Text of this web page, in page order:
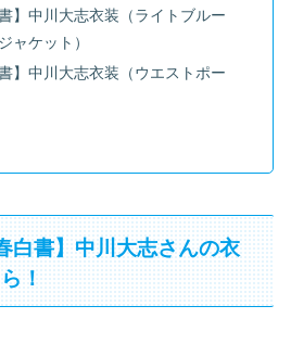
】中川大志衣装（ライトブルー
ャケット）
】中川大志衣装（ウエストポー
白書】中川大志さんの衣
！